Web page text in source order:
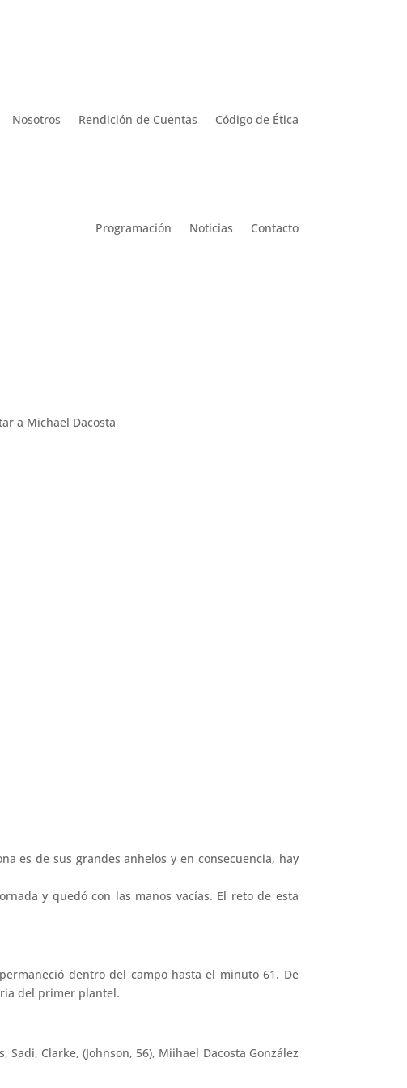
Nosotros Rendición de Cuentas Código de Ética
Programación Noticias Contacto
a Michael Dacosta
es de sus grandes anhelos y en consecuencia, hay
y quedó con las manos vacías. El reto de esta
dentro del campo hasta el minuto 61. De
del primer plantel.
Clarke, (Johnson, 56), Miihael Dacosta González